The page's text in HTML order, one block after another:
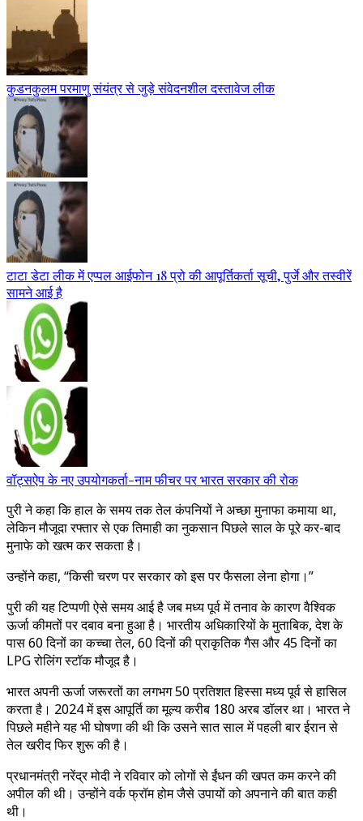
कुडनकुलम परमाणु संयंत्र से जुड़े संवेदनशील दस्तावेज लीक
टाटा डेटा लीक में एप्पल आईफोन 18 प्रो की आपूर्तिकर्ता सूची, पुर्जे और तस्वीरें
सामने आई है
वॉट्सऐप के नए उपयोगकर्ता-नाम फीचर पर भारत सरकार की रोक
पुरी ने कहा कि हाल के समय तक तेल कंपनियों ने अच्छा मुनाफा कमाया था,
लेकिन मौजूदा रफ्तार से एक तिमाही का नुकसान पिछले साल के पूरे कर-बाद
मुनाफे को खत्म कर सकता है।
उन्होंने कहा, “किसी चरण पर सरकार को इस पर फैसला लेना होगा।”
पुरी की यह टिप्पणी ऐसे समय आई है जब मध्य पूर्व में तनाव के कारण वैश्विक
ऊर्जा कीमतों पर दबाव बना हुआ है। भारतीय अधिकारियों के मुताबिक, देश के
पास 60 दिनों का कच्चा तेल, 60 दिनों की प्राकृतिक गैस और 45 दिनों का
LPG रोलिंग स्टॉक मौजूद है।
भारत अपनी ऊर्जा जरूरतों का लगभग 50 प्रतिशत हिस्सा मध्य पूर्व से हासिल
करता है। 2024 में इस आपूर्ति का मूल्य करीब 180 अरब डॉलर था। भारत ने
पिछले महीने यह भी घोषणा की थी कि उसने सात साल में पहली बार ईरान से
तेल खरीद फिर शुरू की है।
प्रधानमंत्री नरेंद्र मोदी ने रविवार को लोगों से ईंधन की खपत कम करने की
अपील की थी। उन्होंने वर्क फ्रॉम होम जैसे उपायों को अपनाने की बात कही
थी।